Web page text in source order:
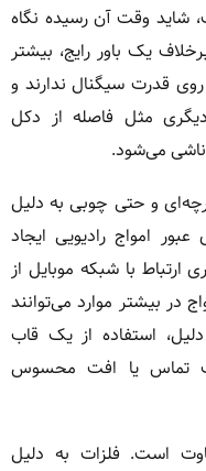
شاید وقت آن رسیده نگاه
یک باور رایج، بیشتر
قدرت سیگنال ندارند و
مثل فاصله از دکل
ناشی می‌شود.
و حتی چوبی به دلیل
امواج رادیویی ایجاد
با شبکه موبایل از
در بیشتر موارد می‌توانند
استفاده از یک قاب
تماس یا افت محسوس
است. فلزات به دلیل